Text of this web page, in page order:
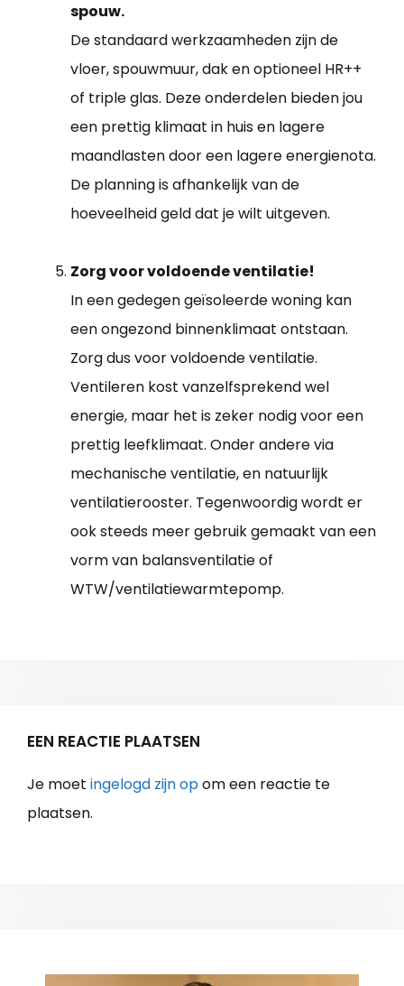
spouw.
De standaard werkzaamheden zijn de
vloer, spouwmuur, dak en optioneel HR++
of triple glas. Deze onderdelen bieden jou
een prettig klimaat in huis en lagere
maandlasten door een lagere energienota.
De planning is afhankelijk van de
hoeveelheid geld dat je wilt uitgeven.
Zorg voor voldoende ventilatie!
In een gedegen geïsoleerde woning kan
een ongezond binnenklimaat ontstaan.
Zorg dus voor voldoende ventilatie.
Ventileren kost vanzelfsprekend wel
energie, maar het is zeker nodig voor een
prettig leefklimaat. Onder andere via
mechanische ventilatie, en natuurlijk
ventilatierooster. Tegenwoordig wordt er
ook steeds meer gebruik gemaakt van een
vorm van balansventilatie of
WTW/ventilatiewarmtepomp.
EEN REACTIE PLAATSEN
Je moet ingelogd zijn opom een reactie te
plaatsen.